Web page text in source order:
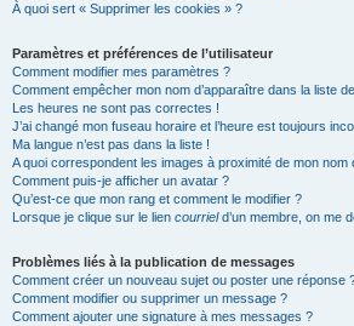
À quoi sert « Supprimer les cookies » ?
Paramètres et préférences de l’utilisateur
Comment modifier mes paramètres ?
Comment empêcher mon nom d’apparaître dans la liste
Les heures ne sont pas correctes !
J’ai changé mon fuseau horaire et l’heure est toujours
Ma langue n’est pas dans la liste !
A quoi correspondent les images à proximité de mon nom
Comment puis-je afficher un avatar ?
Qu’est-ce que mon rang et comment le modifier ?
Lorsque je clique sur le lien courrield’un membre, on me
Problèmes liés à la publication de messages
Comment créer un nouveau sujet ou poster une réponse
Comment modifier ou supprimer un message ?
Comment ajouter une signature à mes messages ?